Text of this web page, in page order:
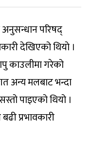
अनुसन्धान परिषद्
देखिएको थियाे ।
काउलीमा गरेको
अन्य मलबाट भन्दा
पाइएको थियो ।
प्रभावकारी